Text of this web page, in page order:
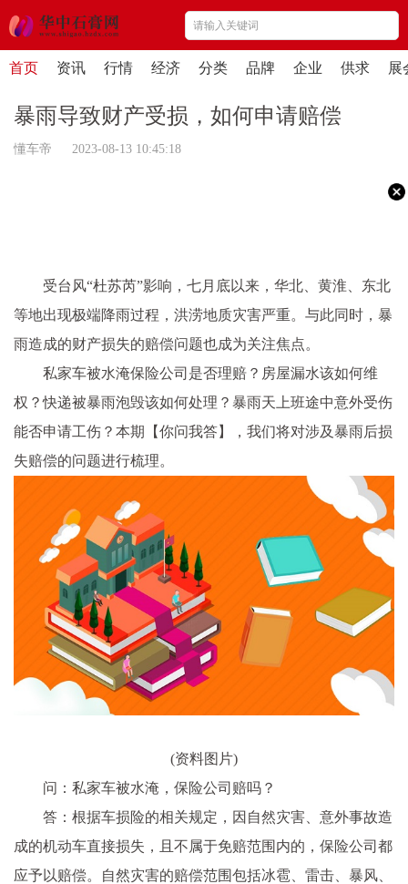
首页 资讯 行情 经济 分类 品牌 企业 供求 展
暴雨导致财产受损，如何申请赔偿
懂车帝 2023-08-13 10:45:18
受台风“杜苏芮”影响，七月底以来，华北、黄淮、东北
等地出现极端降雨过程，洪涝地质灾害严重。与此同时，暴
雨造成的财产损失的赔偿问题也成为关注焦点。
私家车被水淹保险公司是否理赔？房屋漏水该如何维
权？快递被暴雨泡毁该如何处理？暴雨天上班途中意外受伤
能否申请工伤？本期【你问我答】，我们将对涉及暴雨后损
失赔偿的问题进行梳理。
(资料图片)
问：私家车被水淹，保险公司赔吗？
答：根据车损险的相关规定，因自然灾害、意外事故造
成的机动车直接损失，且不属于免赔范围内的，保险公司都
应予以赔偿。自然灾害的赔偿范围包括冰雹、雷击、暴风、